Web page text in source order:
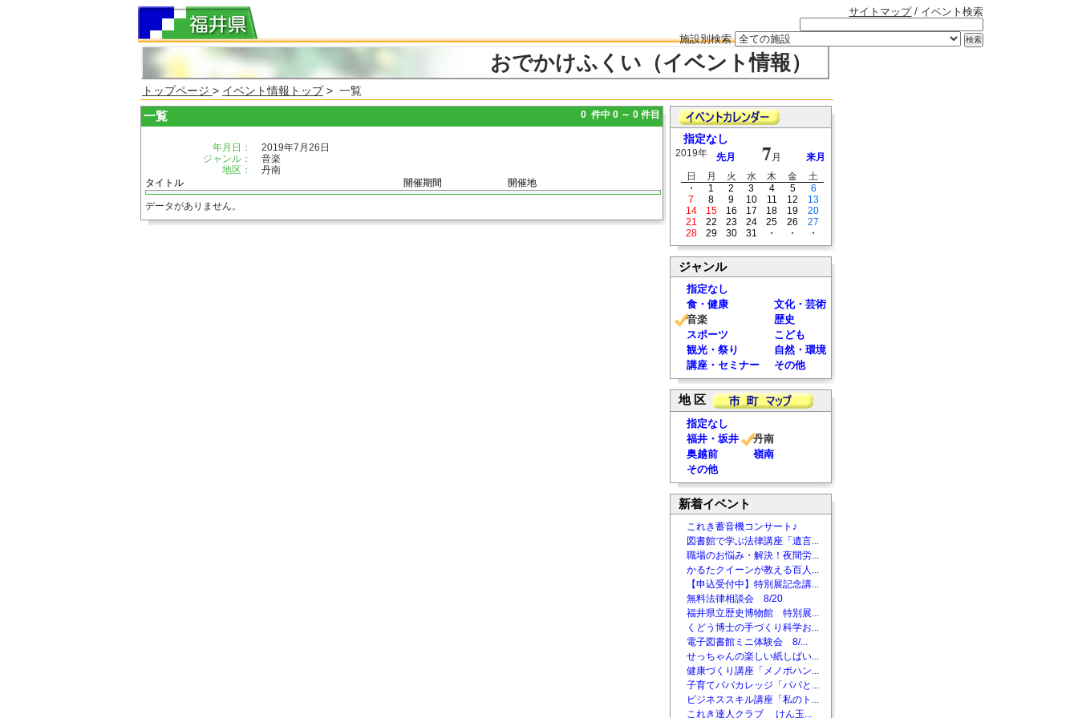
サイトマップ/ イベント検索
施設別検索
おでかけふくい（イベント情報）
トップページ > イベント情報トップ> 一覧
一覧 0 件中 0 ～ 0 件目
年月日：
2019年7月26日
ジャンル：
音楽
地区：
丹南
タイトル
開催期間 開催地
データがありません。
指定なし
2019年 先月 7 月
来月
日
月 火 水 木 金
土
・
1 2 3 4 5
6
7
8 9 10 11 12
13
14
15 16 17 18 19
20
21
22 23 24 25 26
27
28
29 30 31 ・ ・ ・
ジャンル
指定なし
食・健康
文化・芸術
音楽
歴史
スポーツ
こども
観光・祭り
自然・環境
講座・セミナー
その他
地 区
指定なし
福井・坂井
丹南
奥越前
嶺南
その他
新着イベント
これき蓄音機コンサート♪
図書館で学ぶ法律講座「遺言...
職場のお悩み・解決！夜間労...
かるたクイーンが教える百人...
【申込受付中】特別展記念講...
無料法律相談会 8/20
福井県立歴史博物館 特別展...
くどう博士の手づくり科学お...
電子図書館ミニ体験会 8/...
せっちゃんの楽しい紙しばい...
健康づくり講座「メノポハン...
子育てパパカレッジ「パパと...
ビジネススキル講座「私のト...
これき達人クラブ けん玉...